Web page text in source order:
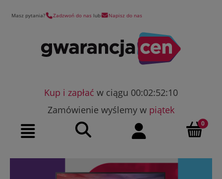
Masz pytania? Zadzwoń do nas lub Napisz do nas
Kup i zapłać w ciągu 00:02:52:09
Zamówienie wyślemy w piątek